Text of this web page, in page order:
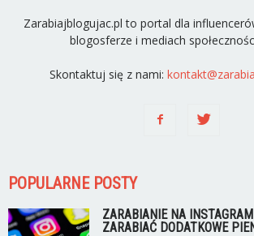
Zarabiajblogujac.pl to portal dla
blogosferze i mediach
Skontaktuj się z nami:
POPULARNE POSTY
ZARABIANIE NA
ZARABIAĆ DODATKOWE